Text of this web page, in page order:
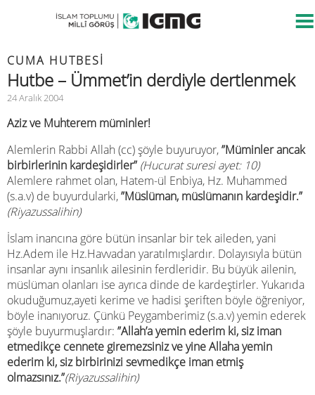
CUMA HUTBESİ
Hutbe – Ümmet’in derdiyle dertlenmek
24 Aralık 2004
Aziz ve Muhterem müminler!
Alemlerin Rabbi Allah (cc) şöyle buyuruyor,”Müminler ancak
birbirlerinin kardeşidirler” (Hucurat suresi ayet: 10)
Alemlere rahmet olan, Hatem-ül Enbiya, Hz. Muhammed
(s.a.v) de buyurdularki,”Müslüman, müslümanın kardeşidir.”
(Riyazussalihin)
İslam inancına göre bütün insanlar bir tek aileden, yani
Hz.Adem ile Hz.Havvadan yaratılmışlardır. Dolayısıyla bütün
insanlar aynı insanlık ailesinin ferdleridir. Bu büyük ailenin,
müslüman olanları ise ayrıca dinde de kardeştirler. Yukarıda
okuduğumuz,ayeti kerime ve hadisi şeriften böyle öğreniyor,
böyle inanıyoruz. Çünkü Peygamberimiz (s.a.v) yemin ederek
şöyle buyurmuşlardır: ”Allah’a yemin ederim ki, siz iman
etmedikçe cennete giremezsiniz ve yine Allaha yemin
ederim ki, siz birbirinizi sevmedikçe iman etmiş
olmazsınız.”(Riyazussalihin)